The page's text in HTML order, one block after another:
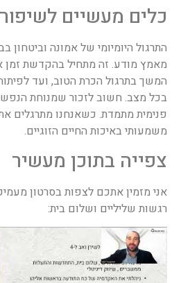
כלים מעשיים
התרגול היומיומי של אמונה וביטחון
מאמץ מודע. זה מתחיל בהקדשת זמן
המשך בתרגול הכרת הטוב, ועד
בכל מצב. חשוב לזכור שמנוחת
פנימית מתמדת. כשאנחנו מתרגלים
משמעותי באיכות החיים הזוגיים.
צפייה בתוכן מעשיר
אני מזמין אתכם לצפות בסרטון
רגשות שליליים ושלום בית: